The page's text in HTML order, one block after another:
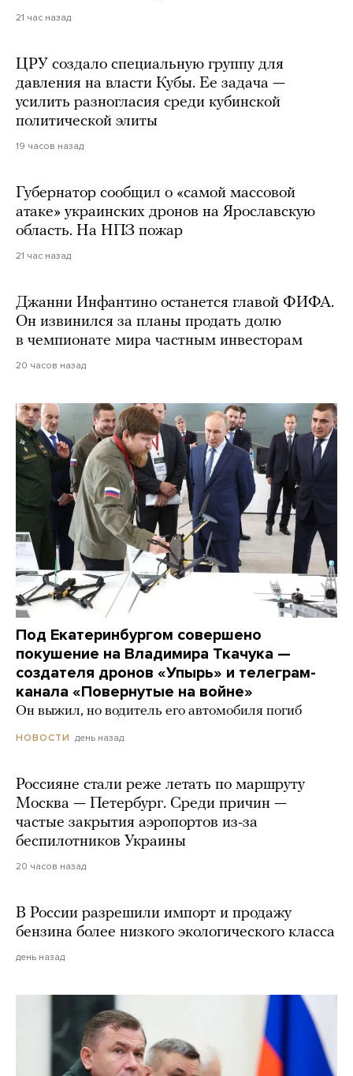
21 час назад
ЦРУ создало специальную группу для
давления на власти Кубы. Ее задача —
усилить разногласия среди кубинской
политической элиты
19 часов назад
Губернатор сообщил о «самой массовой
атаке» украинских дронов на Ярославскую
область. На НПЗ пожар
21 час назад
Джанни Инфантино останется главой ФИФА.
Он извинился за планы продать долю
в чемпионате мира частным инвесторам
20 часов назад
Под Екатеринбургом совершено
покушение на Владимира Ткачука —
создателя дронов «Упырь» и телеграм-
канала «Повернутые на войне»
Он выжил, но водитель его автомобиля погиб
НОВОСТИ день назад
Россияне стали реже летать по маршруту
Москва — Петербург. Среди причин —
частые закрытия аэропортов из-за
беспилотников Украины
20 часов назад
В России разрешили импорт и продажу
бензина более низкого экологического класса
день назад